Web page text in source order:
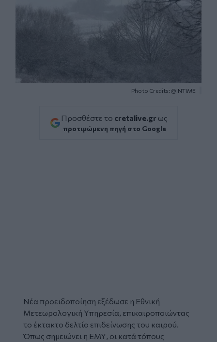
Photo Credits: @INTIME
Προσθέστε το cretalive.gr ως
προτιμώμενη πηγή στο Google
Νέα προειδοποίηση εξέδωσε η Εθνική
Μετεωρολογική Υπηρεσία, επικαιροποιώντας
το έκτακτο δελτίο επιδείνωσης του καιρού.
Όπως σημειώνει η ΕΜΥ, οι κατά τόπους